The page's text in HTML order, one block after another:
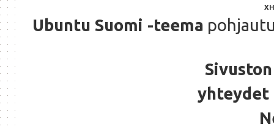
Ubuntu Suomi -teema
yhteydet